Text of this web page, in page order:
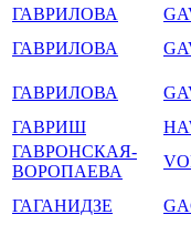
ГАВРИЛОВА
ГАВРИЛОВА
ГАВРИЛОВА
ГАВРИШ
ГАВРОНСКАЯ-
ВОРОПАЕВА
ГАГАНИДЗЕ